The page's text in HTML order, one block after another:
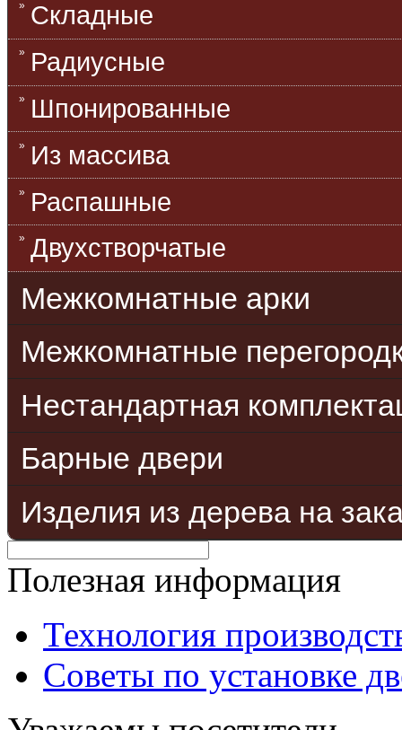
Складные
Радиусные
Шпонированные
Из массива
Распашные
Двухстворчатые
Межкомнатные арки
Межкомнатные
Нестандартная
Барные двери
Изделия из дерева на
Полезная информация
Технология
Советы по установке